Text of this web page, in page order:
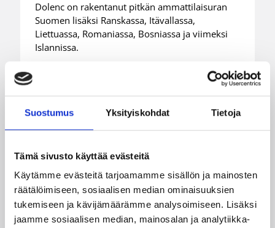
Suostumus Yksityiskohdat Tietoja
Tämä sivusto käyttää evästeitä
Käytämme evästeitä tarjoamamme sisällön ja mainosten
räätälöimiseen, sosiaalisen median ominaisuuksien
tukemiseen ja kävijämäärämme analysoimiseen. Lisäksi
jaamme sosiaalisen median, mainosalan ja analytiikka-
Dolenc on rakentanut pitkän ammattilaisuran
Suomen lisäksi Ranskassa, Itävallassa,
Liettuassa, Romaniassa, Bosniassa ja viimeksi
Islannissa.